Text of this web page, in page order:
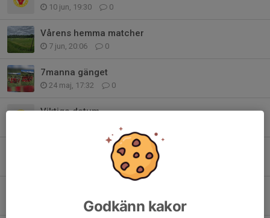
10 jun, 19:30 0
Vårens hemma matcher
7 jun, 20:06 0
7manna gänget
24 maj, 17:32 0
Viktiga datum
ang matcher 5manna samt 7manna
0
17 maj, 11:28 0
Godkänn kakor